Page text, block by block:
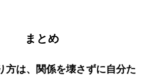
まとめ
方は、関係を壊さずに自分た